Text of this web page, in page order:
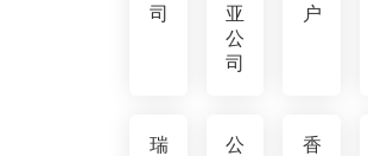
司
亚
公
司
户
瑞
公
香